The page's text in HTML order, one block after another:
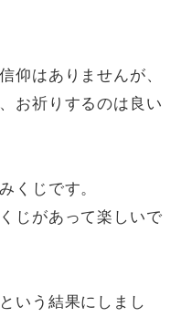
仰はありませんが、
お祈りするのは良い
くじです。
じがあって楽しいで
いう結果にしまし